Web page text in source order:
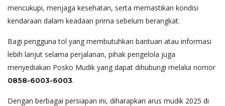
mencukupi, menjaga kesehatan, serta memastikan kondisi
kendaraan dalam keadaan prima sebelum berangkat.
Bagi pengguna tol yang membutuhkan bantuan atau informasi
lebih lanjut selama perjalanan, pihak pengelola juga
menyediakan Posko Mudik yang dapat dihubungi melalui nomor
0858-6003-6003.
Dengan berbagai persiapan ini, diharapkan arus mudik 2025 di